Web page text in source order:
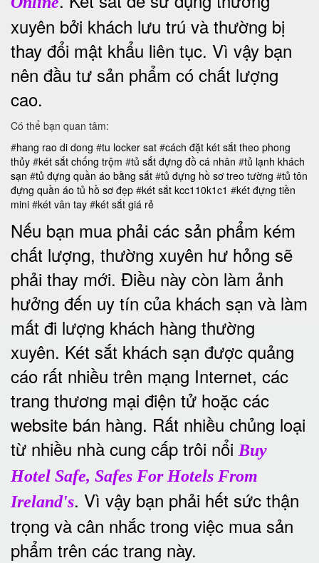
xuyên bởi khách lưu trú và thường bị
thay đổi mật khẩu liên tục. Vì vậy bạn
nên đầu tư sản phẩm có chất lượng
cao.
Có thể bạn quan tâm:
#hang rao di dong #tu locker sat #cách đặt két sắt theo phong
thủy #két sắt chống trộm #tủ sắt đựng đồ cá nhân #tủ lạnh khách
sạn #tủ đựng quần áo bằng sắt #tủ đựng hồ sơ treo tường #tủ tôn
đựng quần áo tủ hồ sơ đẹp #két sắt kcc110k1c1 #két đựng tiền
mini #két vân tay #két sắt giá rẻ
Nếu bạn mua phải các sản phẩm kém
chất lượng, thường xuyên hư hỏng sẽ
phải thay mới. Điều này còn làm ảnh
hưởng đến uy tín của khách sạn và làm
mất đi lượng khách hàng thường
xuyên. Két sắt khách sạn được quảng
cáo rất nhiều trên mạng Internet, các
trang thương mại điện tử hoặc các
website bán hàng. Rất nhiều chủng loại
từ nhiều nhà cung cấp trôi nổi Buy
Hotel Safe, Safes For Hotels From
Ireland's. Vì vậy bạn phải hết sức thận
trọng và cân nhắc trong việc mua sản
phẩm trên các trang này.